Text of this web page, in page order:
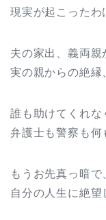
現実が起こったわ
夫の家出、義両
実の親からの絶
誰も助けてくれな
弁護士も警察も何
もうお先真っ暗で
自分の人生に絶望